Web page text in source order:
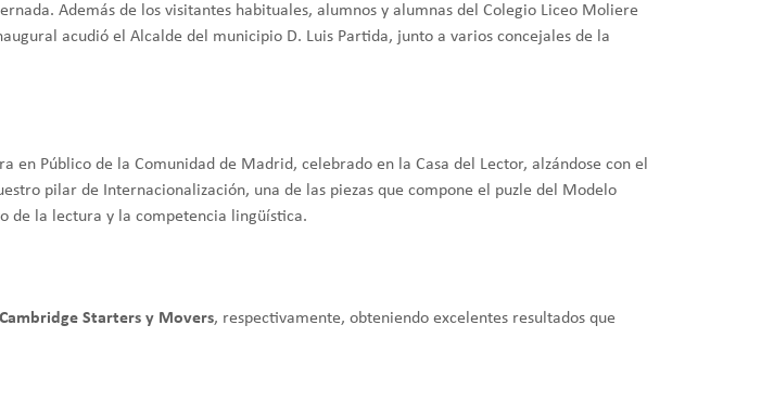
Además de los visitantes habituales, alumnos y alumnas del Colegio Liceo Moliere
acudió el Alcalde del municipio D. Luis Partida, junto a varios concejales de la
en Público de la Comunidad de Madrid, celebrado en la Casa del Lector, alzándose con el
pilar de Internacionalización, una de las piezas que compone el puzle del Modelo
de la lectura y la competencia lingüística.
Cambridge Starters y Movers, respectivamente, obteniendo excelentes resultados que